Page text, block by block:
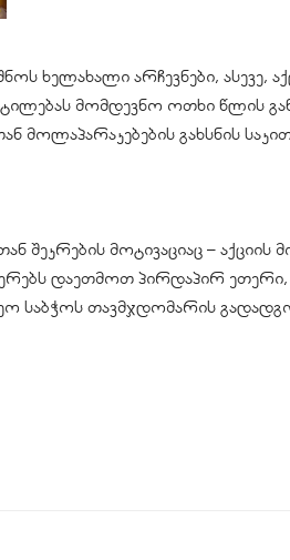
ხელახალი არჩევნები, ასევე,
მომდევნო ოთხი წლის
მოლაპარაკებების გახსნის
შეკრების მოტივაციაც – აქციის
დაეთმოთ პირდაპირ ეთერი,
საბჭოს თავმჯდომარის